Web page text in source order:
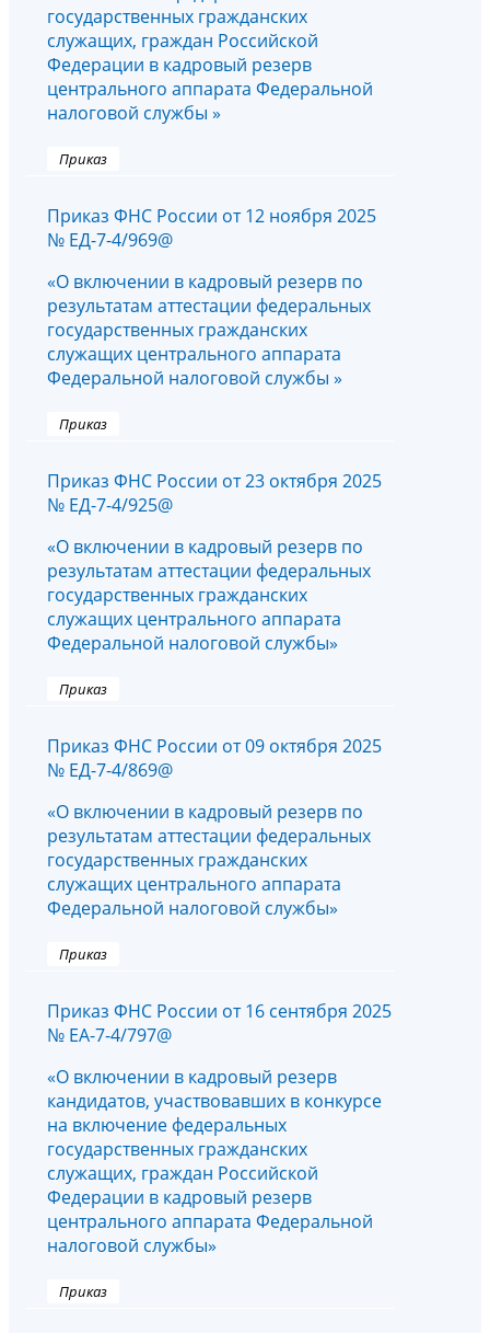
государственных гражданских
служащих, граждан Российской
Федерации в кадровый резерв
центрального аппарата Федеральной
налоговой службы »
Приказ
Приказ ФНС России от 12 ноября 2025
№ ЕД-7-4/969@
«О включении в кадровый резерв по
результатам аттестации федеральных
государственных гражданских
служащих центрального аппарата
Федеральной налоговой службы »
Приказ
Приказ ФНС России от 23 октября 2025
№ ЕД-7-4/925@
«О включении в кадровый резерв по
результатам аттестации федеральных
государственных гражданских
служащих центрального аппарата
Федеральной налоговой службы»
Приказ
Приказ ФНС России от 09 октября 2025
№ ЕД-7-4/869@
«О включении в кадровый резерв по
результатам аттестации федеральных
государственных гражданских
служащих центрального аппарата
Федеральной налоговой службы»
Приказ
Приказ ФНС России от 16 сентября 2025
№ ЕА-7-4/797@
«О включении в кадровый резерв
кандидатов, участвовавших в конкурсе
на включение федеральных
государственных гражданских
служащих, граждан Российской
Федерации в кадровый резерв
центрального аппарата Федеральной
налоговой службы»
Приказ